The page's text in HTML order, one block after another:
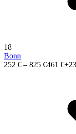
18
Bonn
252 € – 825 €461 €